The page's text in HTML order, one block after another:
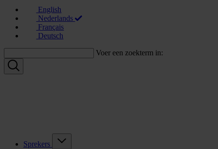
English
Nederlands
Français
Deutsch
Voer een zoekterm in:
Sprekers